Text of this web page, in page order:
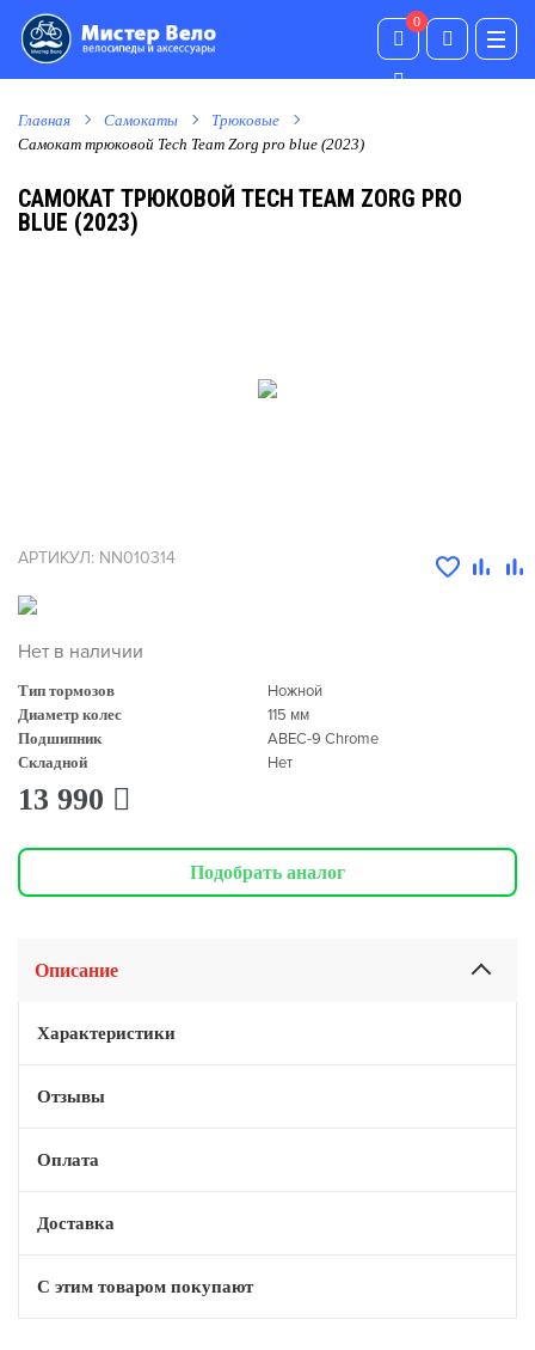
0
0
Главная Самокаты
Трюковые
Самокат трюковой Tech Team Zorg pro blue (2023)
САМОКАТ ТРЮКОВОЙ TECH TEAM ZORG PRO
BLUE (2023)
АРТИКУЛ: NN010314
Нет в наличии
Тип тормозов Ножной
Диаметр колес 115 мм
Подшипник ABEC-9 Chrome
Складной Нет
13 990
Подобрать аналог
Описание
Характеристики
Отзывы
Оплата
Доставка
С этим товаром покупают